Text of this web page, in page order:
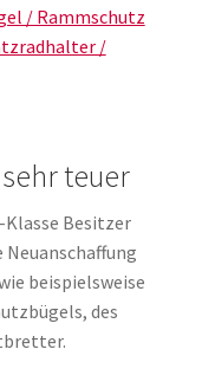
/ Rammschutz
/
teuer
Klasse Besitzer
beispielsweise
des